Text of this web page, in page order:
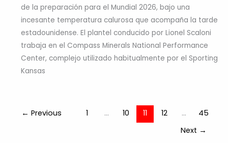
de la preparación para el Mundial 2026, bajo una
incesante temperatura calurosa que acompaña la tarde
estadounidense. El plantel conducido por Lionel Scaloni
trabaja en el Compass Minerals National Performance
Center, complejo utilizado habitualmente por el Sporting
Kansas
← Previous 1 … 10 11 12 …
45
Next →